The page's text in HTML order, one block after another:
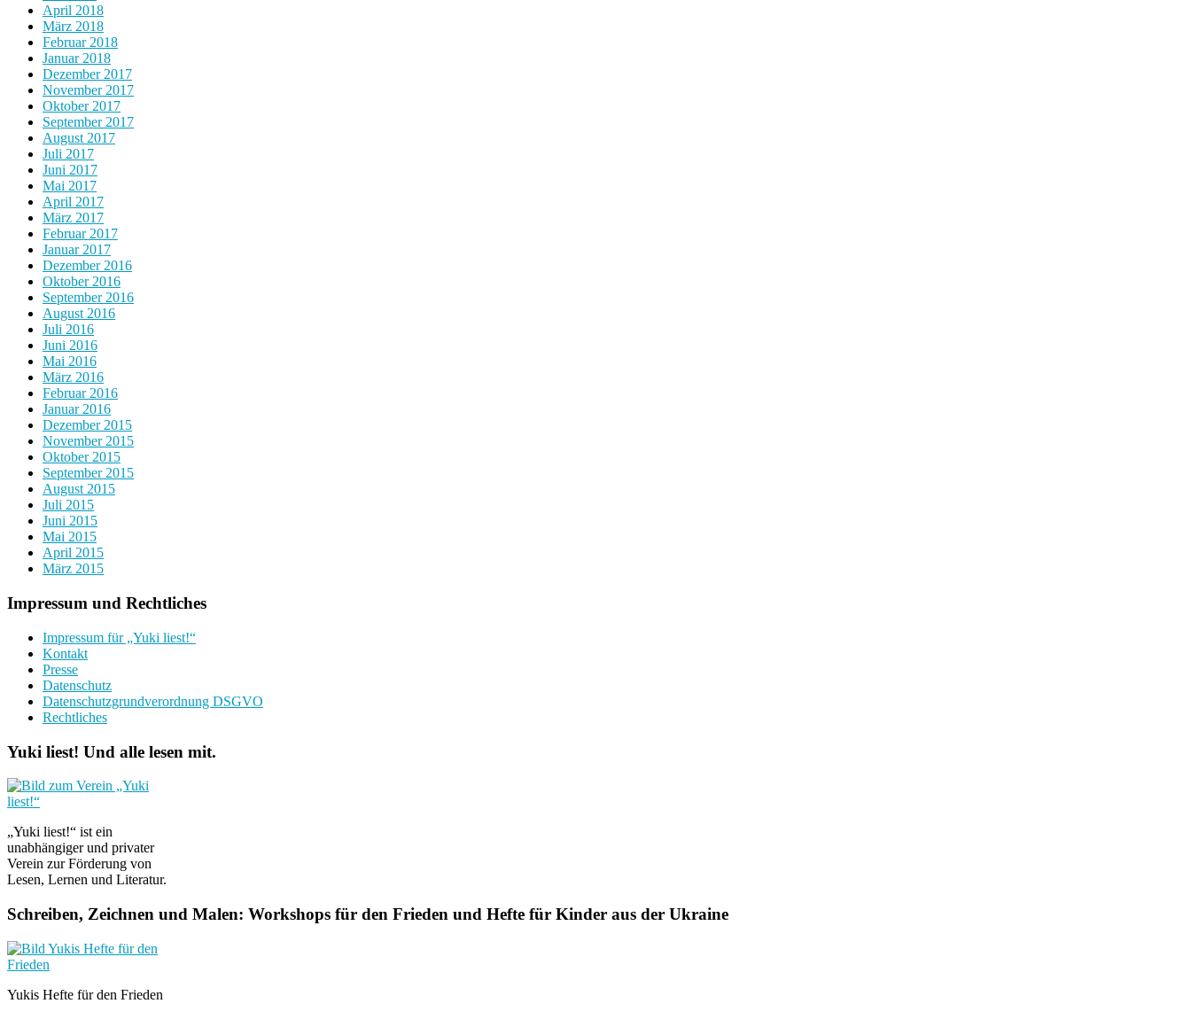
April 2018
März 2018
Februar 2018
Januar 2018
Dezember 2017
November 2017
Oktober 2017
September 2017
August 2017
Juli 2017
Juni 2017
Mai 2017
April 2017
März 2017
Februar 2017
Januar 2017
Dezember 2016
Oktober 2016
September 2016
August 2016
Juli 2016
Juni 2016
Mai 2016
März 2016
Februar 2016
Januar 2016
Dezember 2015
November 2015
Oktober 2015
September 2015
August 2015
Juli 2015
Juni 2015
Mai 2015
April 2015
März 2015
Impressum und Rechtliches
Impressum für „Yuki liest!“
Kontakt
Presse
Datenschutz
Datenschutzgrundverordnung DSGVO
Rechtliches
Yuki liest! Und alle lesen mit.
„Yuki liest!“ ist ein
unabhängiger und privater
Verein zur Förderung von
Lesen, Lernen und Literatur.
Schreiben, Zeichnen und Malen: Workshops für den Frieden und Hefte für Kinder aus der Ukraine
Yukis Hefte für den Frieden